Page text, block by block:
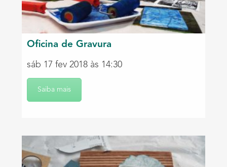
Oficina de Gravura
sáb 17 fev 2018 às 14:30
Saiba mais